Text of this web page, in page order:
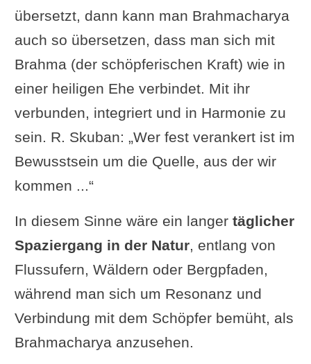
übersetzt, dann kann man Brahmacharya
auch so übersetzen, dass man sich mit
Brahma (der schöpferischen Kraft) wie in
einer heiligen Ehe verbindet. Mit ihr
verbunden, integriert und in Harmonie zu
sein. R. Skuban: „Wer fest verankert ist im
Bewusstsein um die Quelle, aus der wir
kommen ...“
In diesem Sinne wäre ein langertäglicher
Spaziergang in der Natur, entlang von
Flussufern, Wäldern oder Bergpfaden,
während man sich um Resonanz und
Verbindung mit dem Schöpfer bemüht, als
Brahmacharya anzusehen.